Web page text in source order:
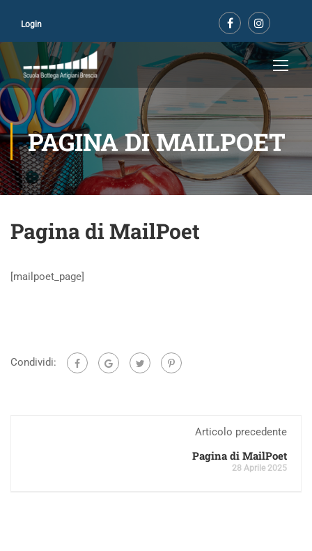
Login
PAGINA DI MAILPOET
Pagina di MailPoet
[mailpoet_page]
Condividi:
Articolo precedente
Pagina di MailPoet
28 Aprile 2025